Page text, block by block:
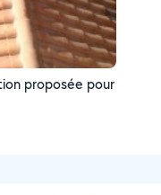
proposée pour